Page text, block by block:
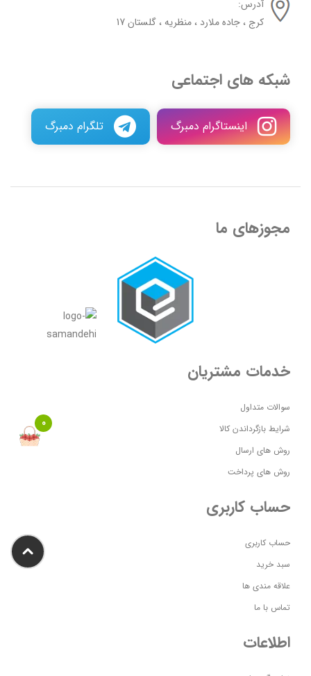
آدرس:
کرج ، جاده ملارد ، منظریه ، گلستان 17
شبکه های اجتماعی
اینستاگرام دمبرگ تلگرام دمبرگ
مجوزهای ما
خدمات مشتریان
سوالات متداول
شرایط بازگرداندن کالا
روش های ارسال
روش های پرداخت
حساب کاربری
حساب کاربری
سبد خرید
علاقه مندی ها
تماس با ما
اطلاعات
0